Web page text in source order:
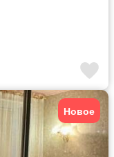
Новое